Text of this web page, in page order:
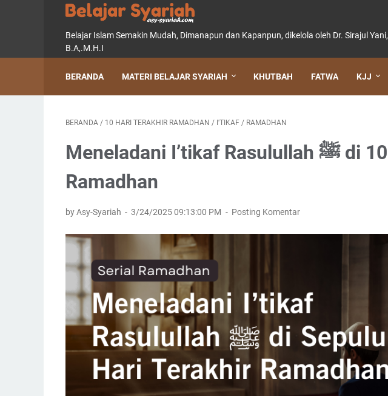
Belajar Islam Semakin Mudah, Dimanapun dan Kapanpun, dikelola oleh Dr. Sirajul Yani,
B.A,.M.H.I
BERANDA MATERI BELAJAR SYARIAH KHUTBAH FATWA KJJ
BERANDA / 10 HARI TERAKHIR RAMADHAN / I'TIKAF / RAMADHAN
Meneladani I’tikaf Rasulullah ﷺ di 10 Hari Terakhir
Ramadhan
by Asy-Syariah 3/24/2025 09:13:00 PM Posting Komentar